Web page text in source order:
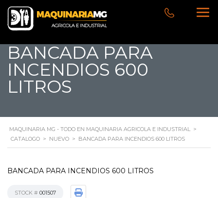
BANCADA PARA
INCENDIOS 600
LITROS
MAQUINARIA MG - TODO EN MAQUINARIA AGRICOLA E INDUSTRIAL >
CATALOGO > NUEVO > BANCADA PARA INCENDIOS 600 LITROS
BANCADA PARA INCENDIOS 600 LITROS
STOCK # 001507